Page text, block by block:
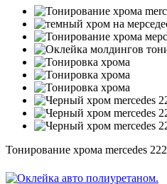
Тонирование хрома mercedes 222